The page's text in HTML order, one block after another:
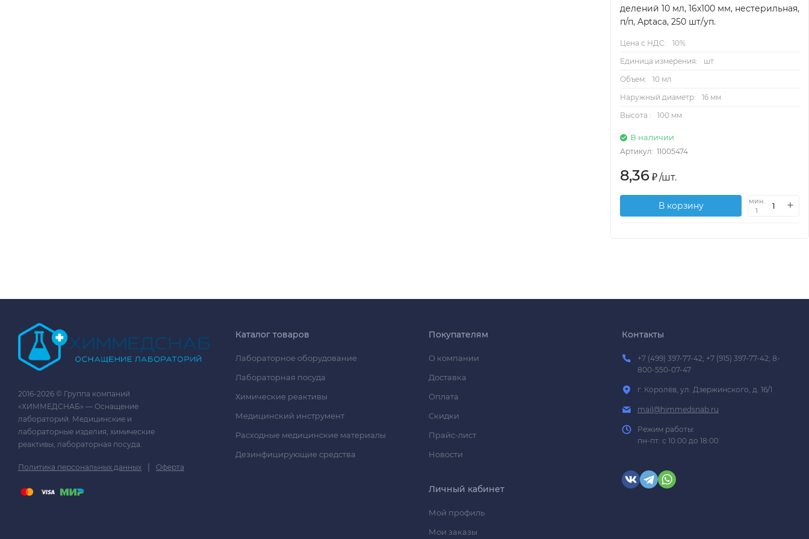
делений 10 мл, 16х100 мм, нестерильная,
п/п, Aptaca, 250 шт/уп.
Цена с НДС:
10%
Единица измерения:
шт
Объем:
10 мл
Наружный диаметр:
16 мм
Высота :
100 мм
В наличии
Артикул: 11005474
8,36 ₽/шт.
В корзину
мин.
1
2016-2026 © Группа компаний
«ХИММЕДСНАБ» — Оснащение
лабораторий. Медицинские и
лабораторные изделия, химические
реактивы, лабораторная посуда.
Политика персональных данных | Оферта
Каталог товаров
Лабораторное оборудование
Лабораторная посуда
Химические реактивы
Медицинский инструмент
Расходные медицинские материалы
Дезинфицирующие средства
Покупателям
О компании
Доставка
Оплата
Скидки
Прайс-лист
Новости
Личный кабинет
Мой профиль
Мои заказы
Контакты
+7 (499) 397-77-42; +7 (915) 397-77-42; 8-
800-550-07-47
г. Королёв, ул. Дзержинского, д. 16/1
mail@himmedsnab.ru
Режим работы:
пн-пт: с 10:00 до 18:00